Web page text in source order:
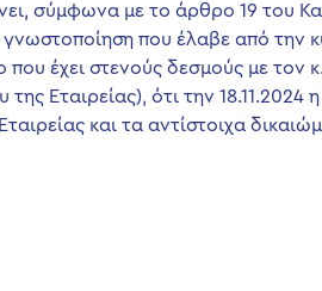
σύμφωνα με το άρθρο 19 του
που έλαβε από την
που έχει στενούς δεσμούς με τον
Εταιρείας), ότι την 18.11.2024
και τα αντίστοιχα